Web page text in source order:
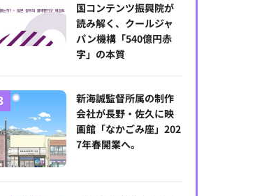
View of Hills Film Partners
国コンテンツ振興院が
読み解く、クールジャ
パン機構「540億円赤
字」の本質
新海誠監督所属の制作
会社が長野・佐久に映
画館「なかごみ座」202
7年春開業へ。